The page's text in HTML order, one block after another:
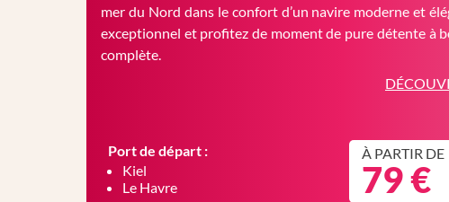
mer du Nord dans le confort d’un navire moderne et
exceptionnel et profitez de moment de pure détente à
complète.
Port de départ :
Kiel
Le Havre
À PARTIR DE
79 €